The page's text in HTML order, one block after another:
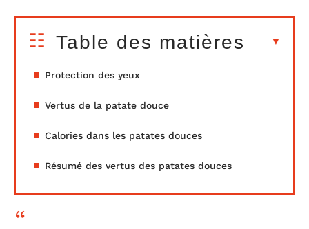
Table des matières
Protection des yeux
Vertus de la patate douce
Calories dans les patates douces
Résumé des vertus des patates douces